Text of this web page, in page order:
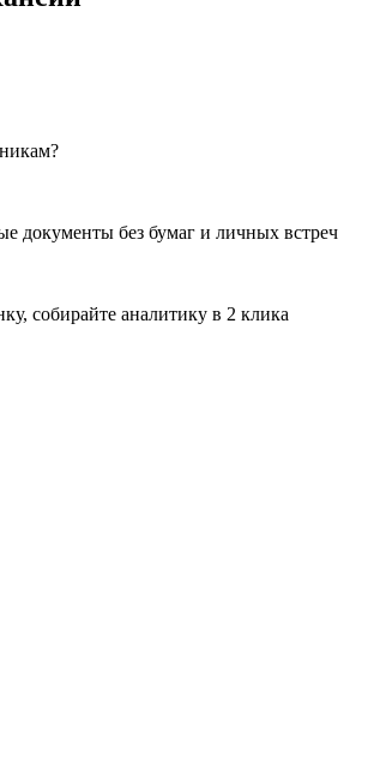
документы без бумаг и личных встреч
собирайте аналитику в 2 клика